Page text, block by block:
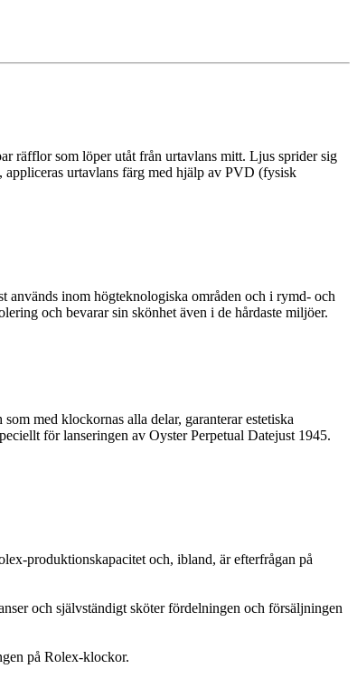
räfflor som löper utåt från urtavlans mitt. Ljus sprider sig
appliceras urtavlans färg med hjälp av PVD (fysisk
används inom högteknologiska områden och i rymd- och
och bevarar sin skönhet även i de hårdaste miljöer.
med klockornas alla delar, garanterar estetiska
för lanseringen av Oyster Perpetual Datejust 1945.
produktionskapacitet och, ibland, är efterfrågan på
och självständigt sköter fördelningen och försäljningen
på Rolex-klockor.